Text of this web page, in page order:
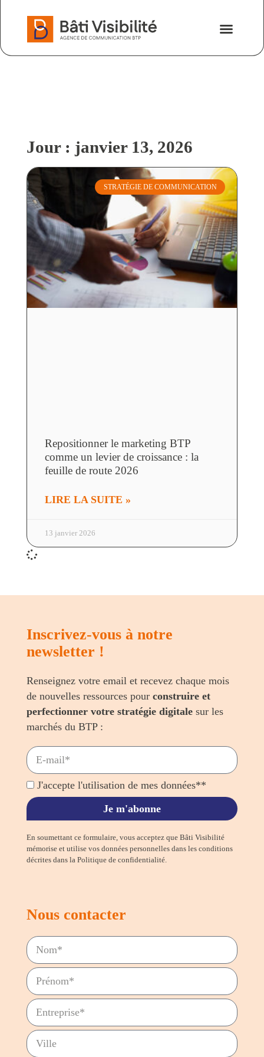
Jour : janvier 13, 2026
STRATÉGIE DE COMMUNICATION
Repositionner le marketing BTP
comme un levier de croissance : la
feuille de route 2026
LIRE LA SUITE »
13 janvier 2026
Inscrivez-vous à notre
newsletter !
Renseignez votre email et recevez chaque mois
de nouvelles ressources pour construire et
perfectionner votre stratégie digitalesur les
marchés du BTP :
J'accepte l'utilisation de mes données**
Je m'abonne
En soumettant ce formulaire, vous acceptez que Bâti Visibilité
mémorise et utilise vos données personnelles dans les conditions
décrites dans la Politique de confidentialité.
Nous contacter